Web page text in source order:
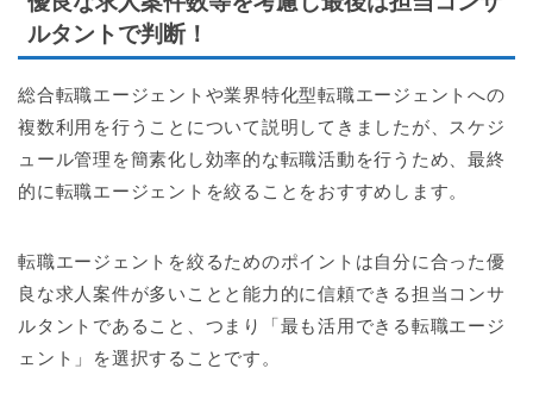
ルタントで判断！
総合転職エージェントや業界特化型転職エージェントへの
複数利用を行うことについて説明してきましたが、スケジ
ュール管理を簡素化し効率的な転職活動を行うため、最終
的に転職エージェントを絞ることをおすすめします。
転職エージェントを絞るためのポイントは自分に合った優
良な求人案件が多いことと能力的に信頼できる担当コンサ
ルタントであること、つまり「最も活用できる転職エージ
ェント」を選択することです。